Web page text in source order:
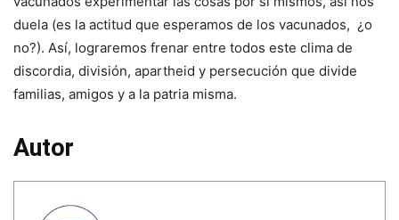
duela (es la actitud que esperamos de los vacunados, ¿o
no?). Así, lograremos frenar entre todos este clima de
discordia, división, apartheid y persecución que divide
familias, amigos y a la patria misma.
Autor